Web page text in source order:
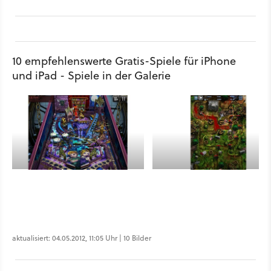
10 empfehlenswerte Gratis-Spiele für iPhone
und iPad - Spiele in der Galerie
aktualisiert: 04.05.2012, 11:05 Uhr | 10 Bilder